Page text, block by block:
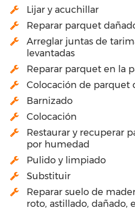
Lijar y acuchillar
Reparar parquet
Arreglar juntas de
levantadas
Reparar parquet en la
Colocación de parquet
Barnizado
Colocación
Restaurar y recuperar
por humedad
Pulido y limpiado
Substituir
Reparar suelo de
roto, astillado, dañado,